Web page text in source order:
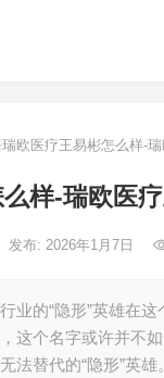
瑞欧医疗王易彬怎么样-
样-瑞欧医
发布: 2026年1月7日
业的“隐形”英雄在
这个名字或许并不
法替代的“隐形”英